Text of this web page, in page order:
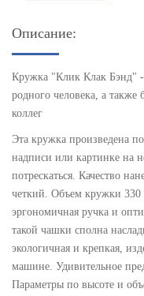
Описание:
Кружка "Клик Клак Бэнд" -
родного человека, а также
коллег
Эта кружка произведена
надписи или картинке на
потрескаться. Качество
четкий. Объем кружки 330
эргономичная ручка и
такой чашки сполна
экологичная и крепкая,
машине. Удивительное
Параметры по высоте и